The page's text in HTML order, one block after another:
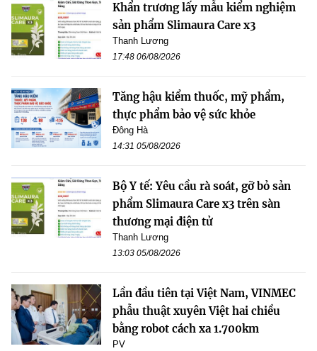
Khẩn trương lấy mẫu kiểm nghiệm
sản phẩm Slimaura Care x3
Thanh Lương
17:48 06/08/2026
Tăng hậu kiểm thuốc, mỹ phẩm,
thực phẩm bảo vệ sức khỏe
Đông Hà
14:31 05/08/2026
Bộ Y tế: Yêu cầu rà soát, gỡ bỏ sản
phẩm Slimaura Care x3 trên sàn
thương mại điện tử
Thanh Lương
13:03 05/08/2026
Lần đầu tiên tại Việt Nam, VINMEC
phẫu thuật xuyên Việt hai chiều
bằng robot cách xa 1.700km
PV